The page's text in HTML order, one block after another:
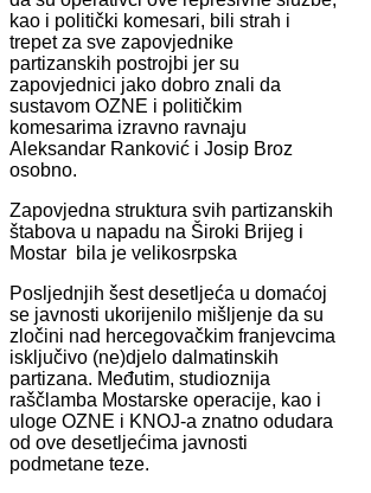
kao i politički komesari, bili strah i
trepet za sve zapovjednike
partizanskih postrojbi jer su
zapovjednici jako dobro znali da
sustavom OZNE i političkim
komesarima izravno ravnaju
Aleksandar Ranković i Josip Broz
osobno.
Zapovjedna struktura svih partizanskih
štabova u napadu na Široki Brijeg i
Mostar bila je velikosrpska
Posljednjih šest desetljeća u domaćoj
se javnosti ukorijenilo mišljenje da su
zločini nad hercegovačkim franjevcima
isključivo (ne)djelo dalmatinskih
partizana. Međutim, studioznija
raščlamba Mostarske operacije, kao i
uloge OZNE i KNOJ-a znatno odudara
od ove desetljećima javnosti
podmetane teze.